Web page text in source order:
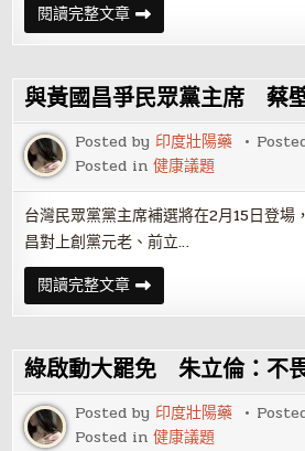
閱讀完整文章威
而
鋼
硬
與黃國昌爭民眾黨主席 蔡
Posted by 印度壯陽藥
Posted in健康議題
台灣民眾黨黨主席補選將在2月15日登場
昌對上創黨元老、前立…
閱讀完整文章與
黃
國
爭
民
眾
黨
主
席
蔡
綠啟動大罷免 朱立倫：不
Posted by 印度壯陽藥
Posted in健康議題